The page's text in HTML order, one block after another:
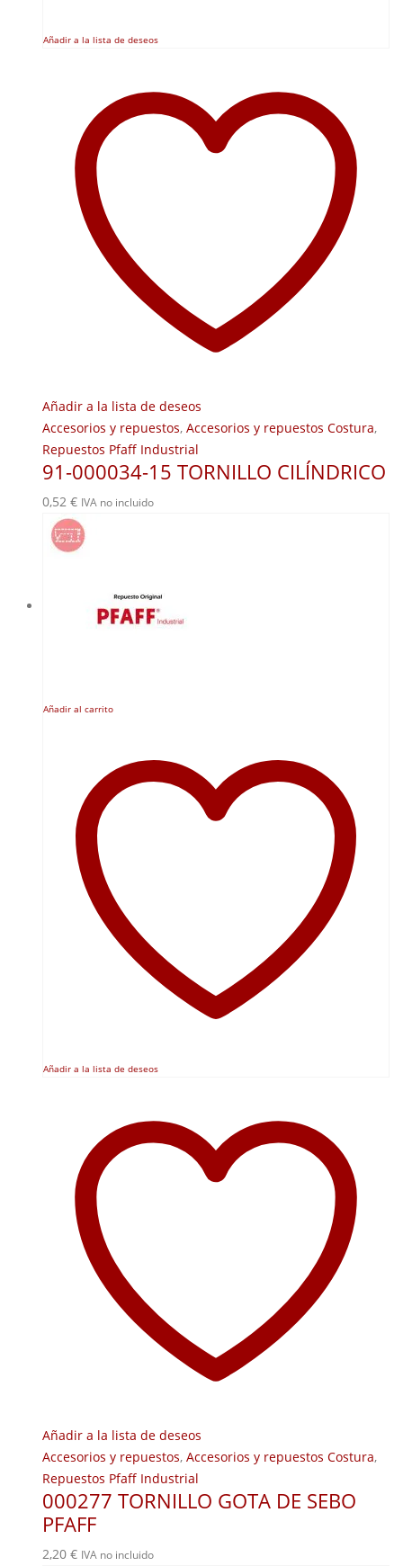
Añadir a la lista de deseos
Añadir a la lista de deseos
Accesorios y repuestos, Accesorios y repuestos Costura,
Repuestos Pfaff Industrial
91-000034-15 TORNILLO CILÍNDRICO
0,52 € IVA no incluido
Añadir al carrito
Añadir a la lista de deseos
Añadir a la lista de deseos
Accesorios y repuestos, Accesorios y repuestos Costura,
Repuestos Pfaff Industrial
000277 TORNILLO GOTA DE SEBO
PFAFF
2,20 € IVA no incluido